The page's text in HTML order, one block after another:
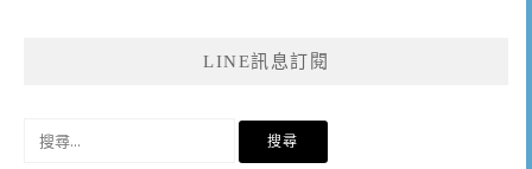
LINE訊息訂閱